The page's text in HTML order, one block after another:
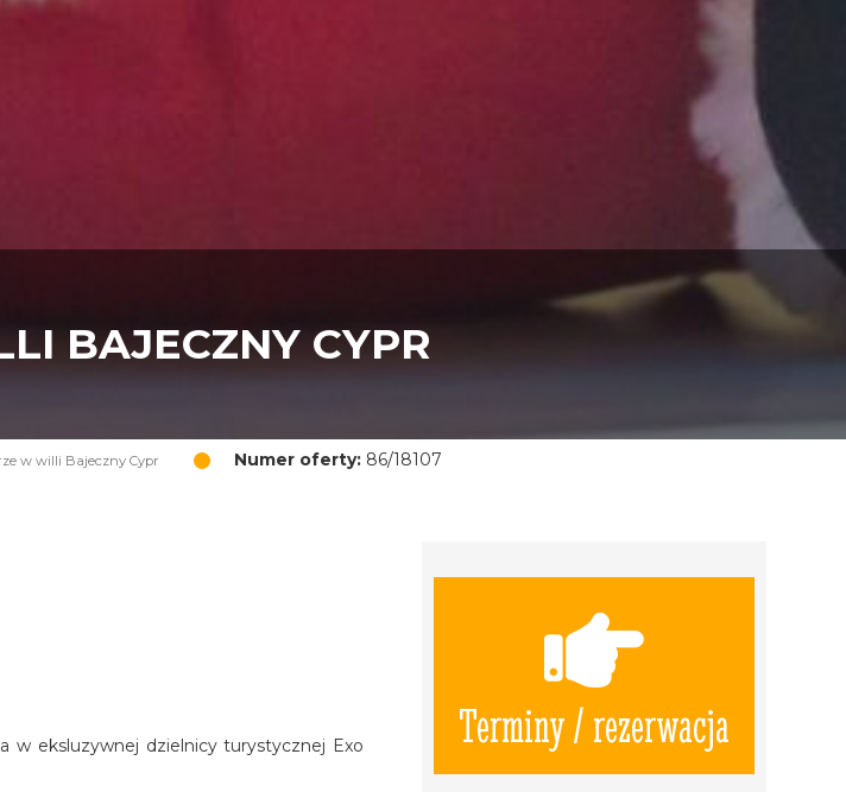
BAJECZNY CYPR
w willi Bajeczny Cypr Numer oferty: 86/18107
Terminy / rezerwacja
w eksluzywnej dzielnicy turystycznej Exo